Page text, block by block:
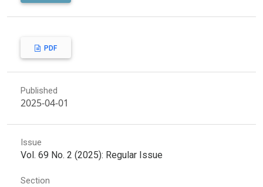
PDF
Published
2025-04-01
Issue
Vol. 69 No. 2 (2025): Regular Issue
Section